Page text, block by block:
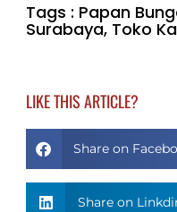
Tags : Papan
Surabaya, Toko
LIKE THIS ARTICLE?
Share on
Share on